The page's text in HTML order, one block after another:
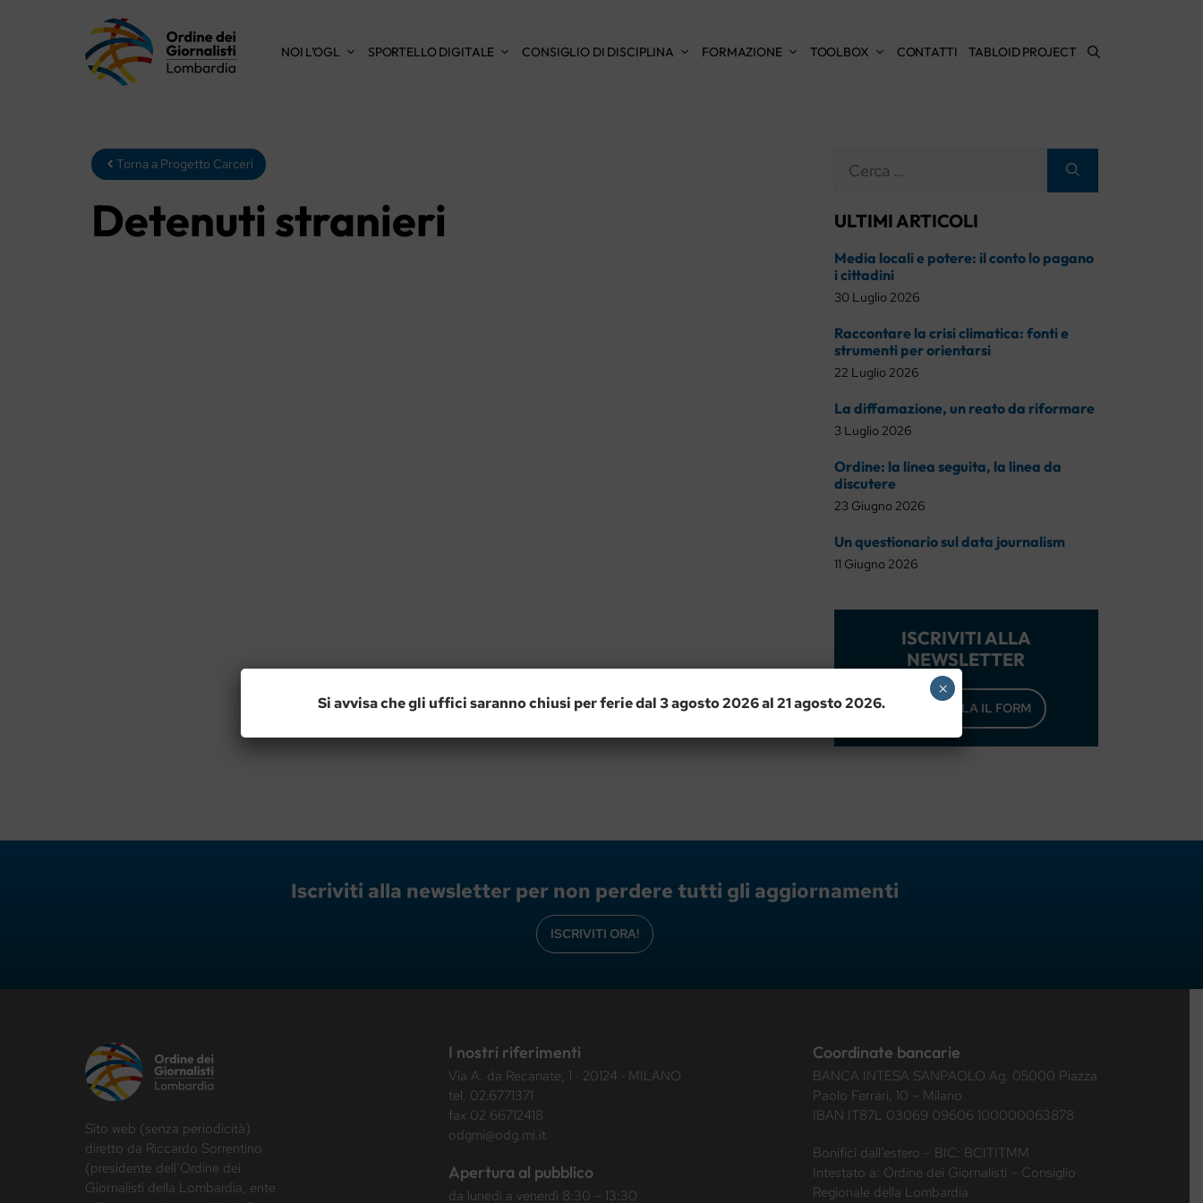
NOI L’OGL SPORTELLO DIGITALE CONSIGLIO DI DISCIPLINA FORMAZIONE TOOLBOX CONTATTI TABLOID PROJECT
Torna a Progetto Carceri
Detenuti stranieri
Ricerca
ULTIMI ARTICOLI
Media locali e potere: il conto lo pagano
i cittadini
30 Luglio 2026
Raccontare la crisi climatica: fonti e
strumenti per orientarsi
22 Luglio 2026
La diffamazione, un reato da riformare
3 Luglio 2026
Ordine: la linea seguita, la linea da
discutere
23 Giugno 2026
Un questionario sul data journalism
11 Giugno 2026
ISCRIVITI ALLA
NEWSLETTER
COMPILA IL FORM
Iscriviti alla newsletter per non perdere tutti gli aggiornamenti
ISCRIVITI ORA!
Sito web (senza periodicità)
diretto da Riccardo Sorrentino
(presidente dell’Ordine dei
Giornalisti della Lombardia, ente
I nostri riferimenti
Via A. da Recanate, 1 · 20124 · MILANO
tel. 02.6771371
fax 02 66712418
odgmi@odg.mi.it
Apertura al pubblico
da lunedì a venerdì 8:30 – 13:30
Coordinate bancarie
BANCA INTESA SANPAOLO Ag. 05000 Piazza
Paolo Ferrari, 10 – Milano
IBAN IT87L 03069 09606 100000063878
Bonifici dall’estero – BIC: BCITITMM
Intestato a: Ordine dei Giornalisti – Consiglio
Regionale della Lombardia
Si avvisa che gli uffici saranno chiusi per ferie dal 3 agosto 2026 al 21 agosto 2026.
×